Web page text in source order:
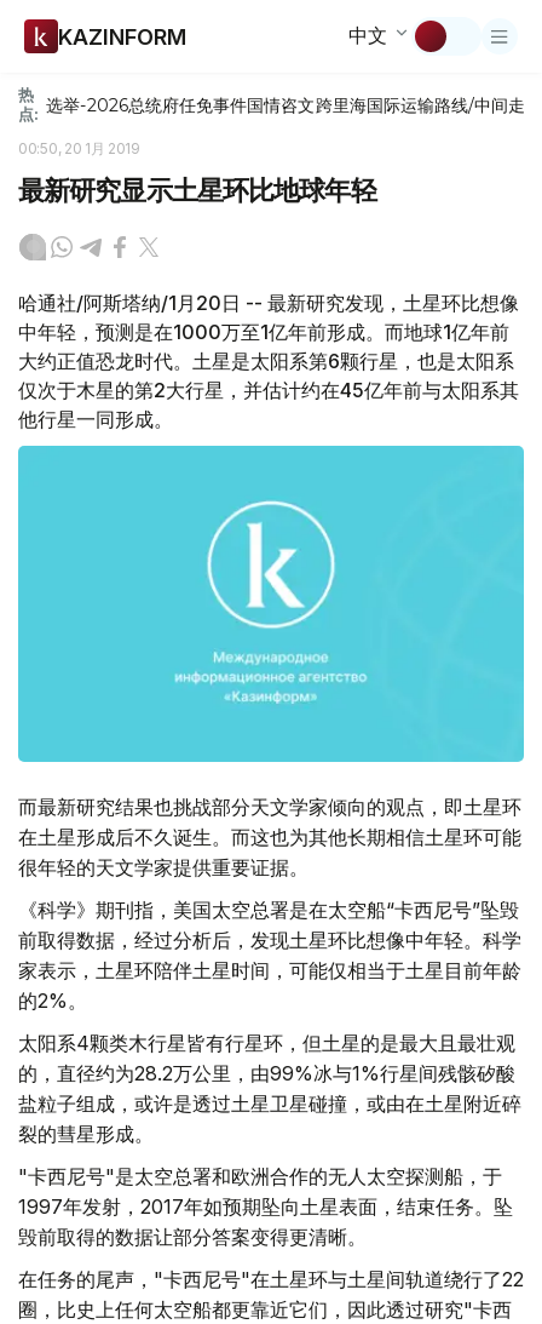
KAZINFORM 中文
热
点: 选举-2026总统府任免事件国情咨文跨里海国际运输路线/中间走廊
00:50, 20 1月 2019
最新研究显示土星环比地球年轻
哈通社/阿斯塔纳/1月20日 -- 最新研究发现，土星环比想像
中年轻，预测是在1000万至1亿年前形成。而地球1亿年前
大约正值恐龙时代。土星是太阳系第6颗行星，也是太阳系
仅次于木星的第2大行星，并估计约在45亿年前与太阳系其
他行星一同形成。
而最新研究结果也挑战部分天文学家倾向的观点，即土星环
在土星形成后不久诞生。而这也为其他长期相信土星环可能
很年轻的天文学家提供重要证据。
《科学》期刊指，美国太空总署是在太空船“卡西尼号”坠毁
前取得数据，经过分析后，发现土星环比想像中年轻。科学
家表示，土星环陪伴土星时间，可能仅相当于土星目前年龄
的2%。
太阳系4颗类木行星皆有行星环，但土星的是最大且最壮观
的，直径约为28.2万公里，由99%冰与1%行星间残骸矽酸
盐粒子组成，或许是透过土星卫星碰撞，或由在土星附近碎
裂的彗星形成。
"卡西尼号"是太空总署和欧洲合作的无人太空探测船，于
1997年发射，2017年如预期坠向土星表面，结束任务。坠
毁前取得的数据让部分答案变得更清晰。
在任务的尾声，"卡西尼号"在土星环与土星间轨道绕行了22
圈，比史上任何太空船都更靠近它们，因此透过研究"卡西